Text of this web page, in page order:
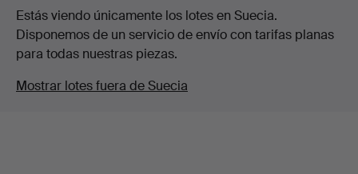
Estás viendo únicamente los lotes en Suecia.
Disponemos de un servicio de envío con tarifas planas
para todas nuestras piezas.
Mostrar lotes fuera de Suecia